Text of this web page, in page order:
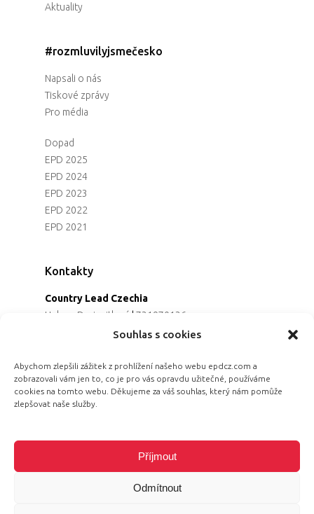
Souhlas s cookies
Abychom zlepšili zážitek z prohlížení našeho webu epdcz.com a
zobrazovali vám jen to, co je pro vás opravdu užitečné, používáme
cookies na tomto webu. Děkujeme za váš souhlas, který nám pomůže
zlepšovat naše služby.
Příjmout
Odmítnout
Aktuality
#rozmluvilyjsmečesko
Napsali o nás
Tiskové zprávy
Pro média
Dopad
EPD 2025
EPD 2024
EPD 2023
EPD 2022
EPD 2021
Kontakty
Country Lead Czechia
Helena Dreiseitlová | 731970136
Koordinátorka projektu
Programová ředitelka
Jana Černoušková |607782535
Partnerství & fundraising